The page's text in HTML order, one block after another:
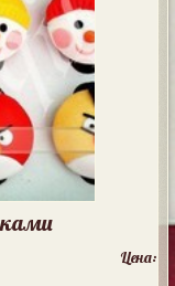
Цена: